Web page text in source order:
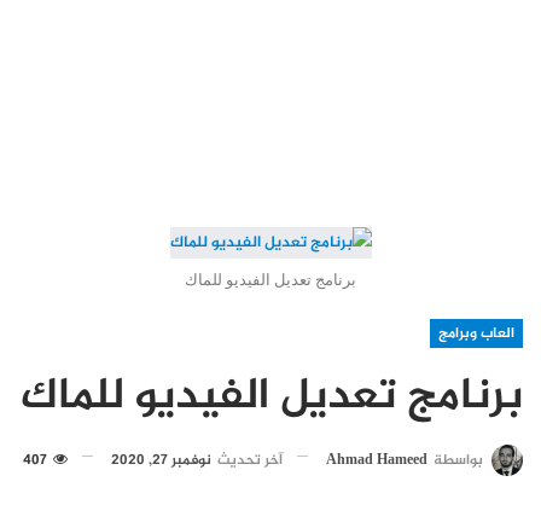
برنامج تعديل الفيديو للماك
العاب وبرامج
برنامج تعديل الفيديو للماك
بواسطة Ahmad Hameed آخر تحديث نوفمبر 27, 2020